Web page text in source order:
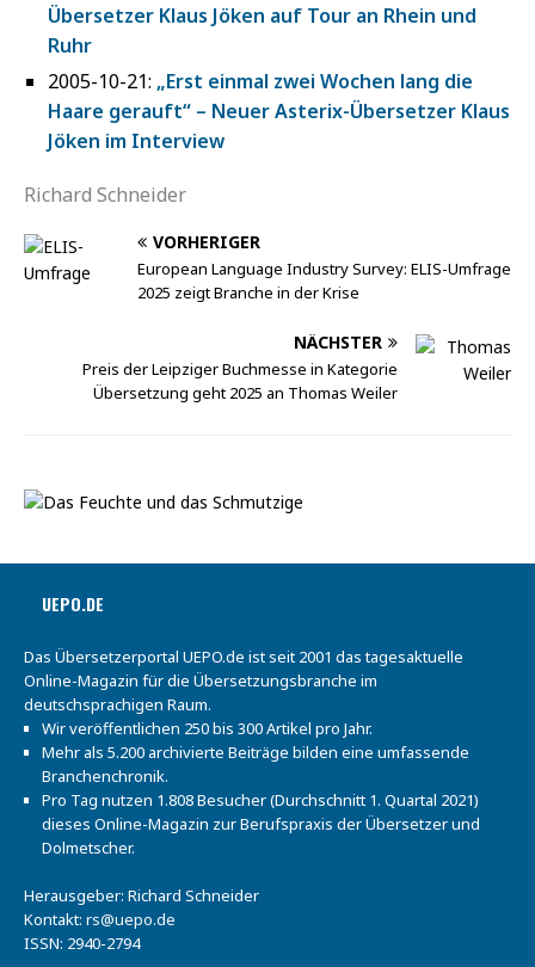
Übersetzer Klaus Jöken auf Tour an Rhein und
Ruhr
2005-10-21: „Erst einmal zwei Wochen lang die
Haare gerauft“ – Neuer Asterix-Übersetzer Klaus
Jöken im Interview
Richard Schneider
VORHERIGER
European Language Industry Survey: ELIS-Umfrage
2025 zeigt Branche in der Krise
NÄCHSTER
Preis der Leipziger Buchmesse in Kategorie
Übersetzung geht 2025 an Thomas Weiler
UEPO.DE
Das Übersetzerportal UEPO.de ist seit 2001 das tagesaktuelle
Online-Magazin für die Übersetzungsbranche im
deutschsprachigen Raum.
Wir veröffentlichen 250 bis 300 Artikel pro Jahr.
Mehr als 5.200 archivierte Beiträge bilden eine umfassende
Branchenchronik.
Pro Tag nutzen 1.808 Besucher (Durchschnitt 1. Quartal 2021)
dieses Online-Magazin zur Berufspraxis der Übersetzer und
Dolmetscher.
Herausgeber: Richard Schneider
Kontakt: rs@uepo.de
ISSN: 2940-2794